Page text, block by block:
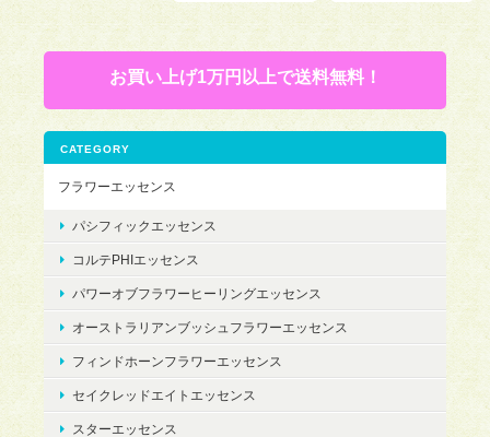
お買い上げ1万円以上で送料無料！
CATEGORY
フラワーエッセンス
パシフィックエッセンス
コルテPHIエッセンス
パワーオブフラワーヒーリングエッセンス
オーストラリアンブッシュフラワーエッセンス
フィンドホーンフラワーエッセンス
セイクレッドエイトエッセンス
スターエッセンス